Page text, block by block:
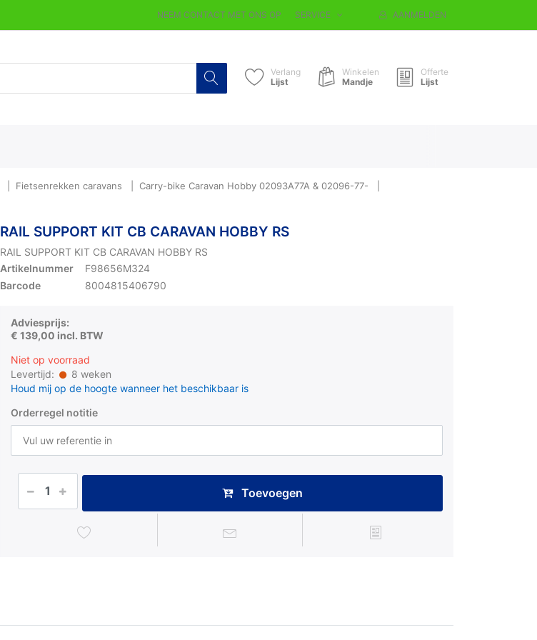
NEEM CONTACT MET ONS OP SERVICE AANMELDEN
Verlang
Lijst
Winkelen
Mandje
Offerte
Lijst
Fietsenrekken caravans
Carry-bike Caravan Hobby 02093A77A & 02096-77-
RAIL SUPPORT KIT CB CARAVAN HOBBY RS
RAIL SUPPORT KIT CB CARAVAN HOBBY RS
Artikelnummer
F98656M324
Barcode
8004815406790
Adviesprijs:
€ 139,00 incl. BTW
Niet op voorraad
Levertijd:
8 weken
Houd mij op de hoogte wanneer het beschikbaar is
Orderregel notitie
Toevoegen